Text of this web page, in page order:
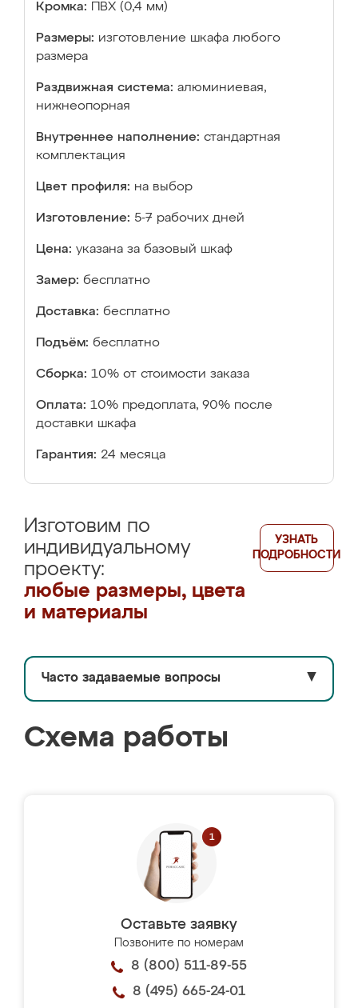
Кромка: ПВХ (0,4 мм)
Размеры: изготовление шкафа любого
размера
Раздвижная система: алюминиевая,
нижнеопорная
Внутреннее наполнение: стандартная
комплектация
Цвет профиля: на выбор
Изготовление: 5-7 рабочих дней
Цена: указана за базовый шкаф
Замер: бесплатно
Доставка: бесплатно
Подъём: бесплатно
Сборка: 10% от стоимости заказа
Оплата: 10% предоплата, 90% после
доставки шкафа
Гарантия: 24 месяца
Изготовим по
индивидуальному
проекту:
любые размеры, цвета
и материалы
УЗНАТЬ
ПОДРОБНОСТИ
Часто задаваемые вопросы ▼
Схема работы
Оставьте заявку
Позвоните по номерам
8 (800) 511-89-55
8 (495) 665-24-01